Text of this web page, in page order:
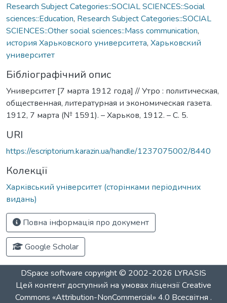
Research Subject Categories::SOCIAL SCIENCES::Social
sciences::Education, Research Subject Categories::SOCIAL
SCIENCES::Other social sciences::Mass communication,
история Харьковского университета, Харьковский
университет
Бібліографічний опис
Университет [7 марта 1912 года] // Утро : политическая,
общественная, литературная и экономическая газета.
1912, 7 марта (№ 1591). – Харьков, 1912. – С. 5.
URI
https://escriptorium.karazin.ua/handle/1237075002/8440
Колекції
Харківський університет (сторінками періодичних
видань)
Повна інформація про документ
Google Scholar
DSpace software copyright © 2002-2026 LYRASIS
Цей контент доступний на умовах ліцензіїCreative
Commons «Attribution-NonCommercial» 4.0 Всесвітня .